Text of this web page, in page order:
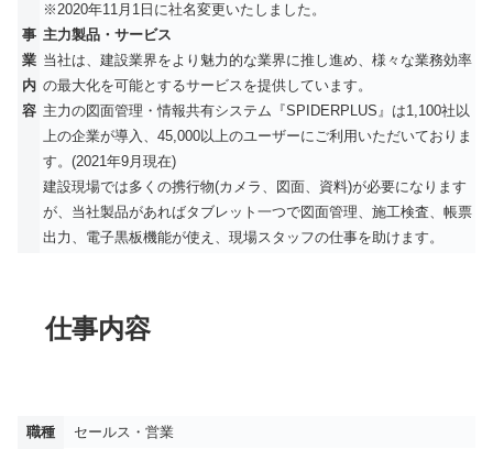
事
業
内
容
※2020年11月1日に社名変更いたしました。
主力製品・サービス
当社は、建設業界をより魅力的な業界に推し進め、様々な業務効率
の最大化を可能とするサービスを提供しています。
主力の図面管理・情報共有システム『SPIDERPLUS』は1,100社以
上の企業が導入、45,000以上のユーザーにご利用いただいておりま
す。(2021年9月現在)
建設現場では多くの携行物(カメラ、図面、資料)が必要になります
が、当社製品があればタブレット一つで図面管理、施工検査、帳票
出力、電子黒板機能が使え、現場スタッフの仕事を助けます。
仕事内容
職種 セールス・営業